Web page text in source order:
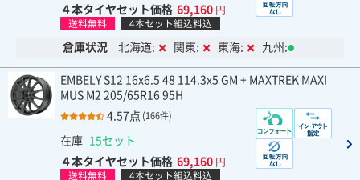
４本タイヤセット価格 69,160 円
送料無料 4本セット組込料込
倉庫状況 北海道: 関東: 東海: 九州:
EMBELY S12 16x6.5 48 114.3x5 GM + MAXTREK MAXI
MUS M2 205/65R16 95H
4.57点 (166件)
在庫 15セット
４本タイヤセット価格 69,160 円
送料無料 4本セット組込料込